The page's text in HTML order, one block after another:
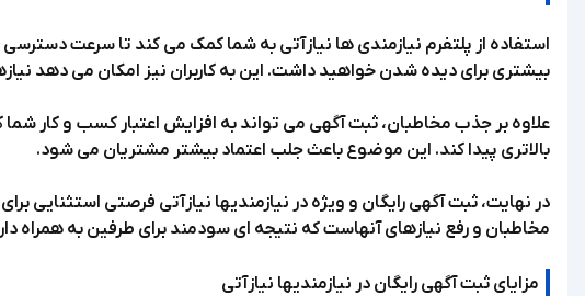
استفاده از پلتفرم نیازمندی ها نیازآتی به شما کمک می کند تا سرعت
بیشتری برای دیده شدن خواهید داشت. این به کاربران نیز امکان می دهد
علاوه بر جذب مخاطبان، ثبت آگهی می تواند به افزایش اعتبار کسب و کار
بالاتری پیدا کند. این موضوع باعث جلب اعتماد بیشتر مشتریان می شود.
در نهایت، ثبت آگهی رایگان و ویژه در نیازمندیها نیازآتی فرصتی استثنایی
مخاطبان و رفع نیازهای آنهاست که نتیجه ای سودمند برای طرفین به همراه
مزایای ثبت آگهی رایگان در نیازمندیها نیازآتی